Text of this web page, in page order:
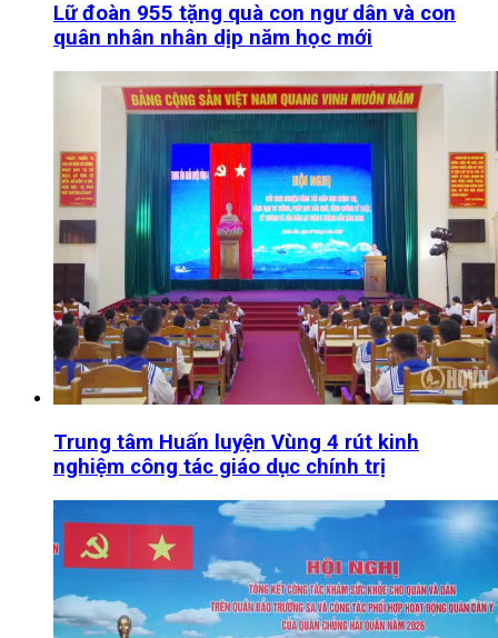
Lữ đoàn 955 tặng quà con ngư dân và con
quân nhân nhân dịp năm học mới
Trung tâm Huấn luyện Vùng 4 rút kinh
nghiệm công tác giáo dục chính trị